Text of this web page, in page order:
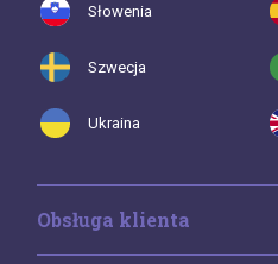
Słowenia
Szwecja
Ukraina
Obsługa klienta